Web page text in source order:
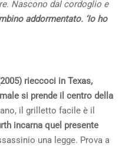
Nascono dal cordoglio e
addormentato. ‘Io ho
rieccoci in Texas,
si prende il centro della
il grilletto facile è il
incarna quel presente
una legge. Prova a